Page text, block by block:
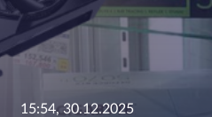
15:54, 30.12.2025